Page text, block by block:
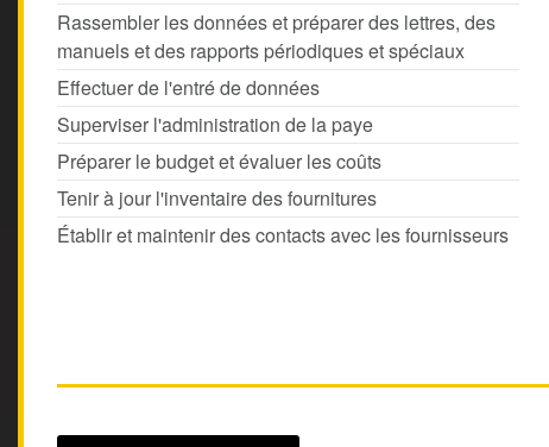
Rassembler les données et préparer des lettres, des
manuels et des rapports périodiques et spéciaux
Effectuer de l'entré de données
Superviser l'administration de la paye
Préparer le budget et évaluer les coûts
Tenir à jour l'inventaire des fournitures
Établir et maintenir des contacts avec les fournisseurs